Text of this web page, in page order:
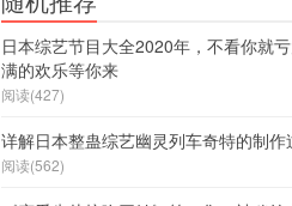
日本综艺节目大全2020年，不看你就
满的欢乐等你来
阅读(427)
详解日本整蛊综艺幽灵列车奇特的制作
阅读(562)